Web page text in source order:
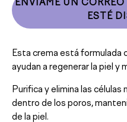
ENVÍAME UN
ESTÉ
Esta crema está formulada
ayudan a regenerar la piel y
Purifica y elimina las células
dentro de los poros,
de la piel.